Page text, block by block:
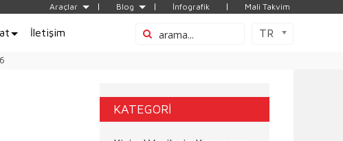
Araçlar Blog İnfografik Mali Takvim
İletişim TR
KATEGORİ